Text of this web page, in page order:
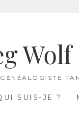
GÉNÉALOGISTE
SUIS-JE ?